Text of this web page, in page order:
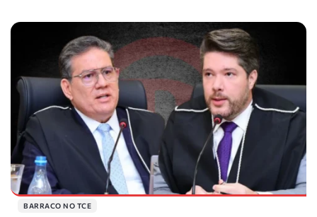
BARRACO NO TCE